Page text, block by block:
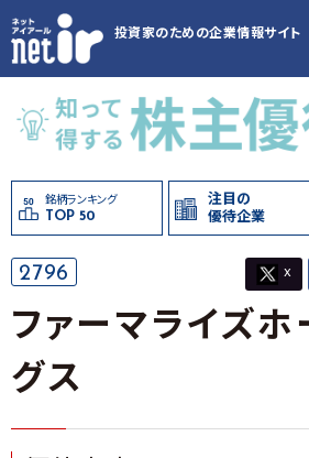
投資家のための企業情報サイト
銘柄ランキング
TOP 50
注目の
優待企業
2796 X
ファーマライズホ
グス